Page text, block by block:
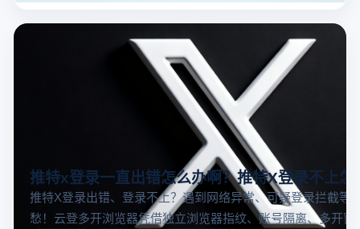
大国外直播软件排行榜，那么你来对地方了！接下来跟着云
登多开浏览器一起来了解海外直播平台哪些最受欢迎。
推特x登录一直出错怎么办啊？推特X登录不上怎
推特X登录出错、登录不上？遇到网络异常、可疑登录拦截等
愁！云登多开浏览器凭借独立浏览器指纹、账号隔离、多开窗